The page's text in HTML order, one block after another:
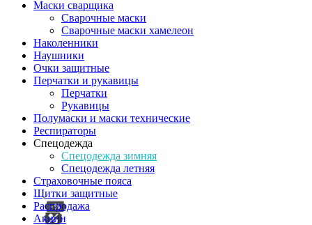
Маски сварщика
Сварочные маски
Сварочные маски хамелеон
Наколенники
Наушники
Очки защитные
Перчатки и рукавицы
Перчатки
Рукавицы
Полумаски и маски технические
Респираторы
Спецодежда
Спецодежда зимняя
Спецодежда летняя
Страховочные пояса
Щитки защитные
Распродажа
Акции